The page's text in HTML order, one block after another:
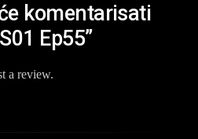
komentarisati
Ep55”
a review.